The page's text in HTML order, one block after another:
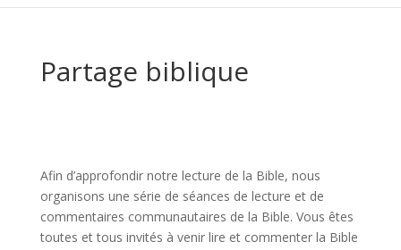
Partage biblique
Afin d’approfondir notre lecture de la Bible, nous
organisons une série de séances de lecture et de
commentaires communautaires de la Bible. Vous êtes
toutes et tous invités à venir lire et commenter la Bible